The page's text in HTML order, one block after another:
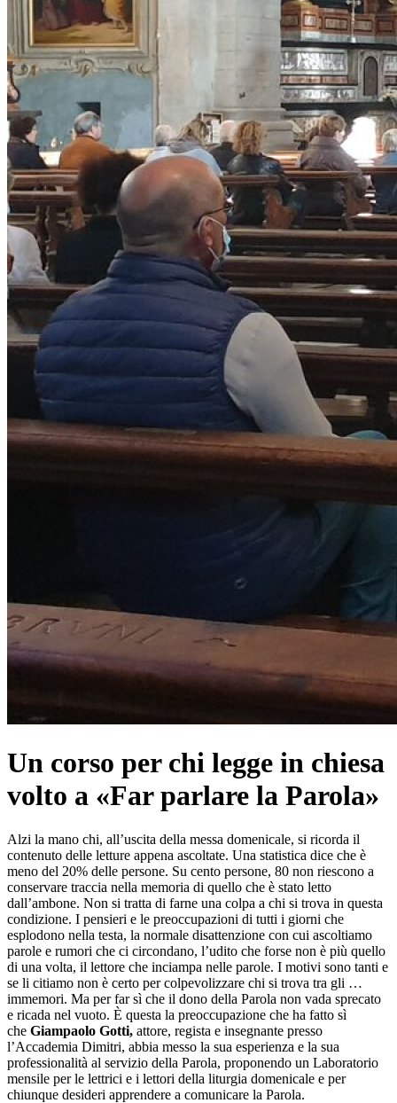
Un corso per chi legge in chiesa
volto a «Far parlare la Parola»
Alzi la mano chi, all’uscita della messa domenicale, si ricorda il
contenuto delle letture appena ascoltate. Una statistica dice che è
meno del 20% delle persone. Su cento persone, 80 non riescono a
conservare traccia nella memoria di quello che è stato letto
dall’ambone. Non si tratta di farne una colpa a chi si trova in questa
condizione. I pensieri e le preoccupazioni di tutti i giorni che
esplodono nella testa, la normale disattenzione con cui ascoltiamo
parole e rumori che ci circondano, l’udito che forse non è più quello
di una volta, il lettore che inciampa nelle parole. I motivi sono tanti e
se li citiamo non è certo per colpevolizzare chi si trova tra gli …
immemori. Ma per far sì che il dono della Parola non vada sprecato
e ricada nel vuoto. È questa la preoccupazione che ha fatto sì
che Giampaolo Gotti, attore, regista e insegnante presso
l’Accademia Dimitri, abbia messo la sua esperienza e la sua
professionalità al servizio della Parola, proponendo un Laboratorio
mensile per le lettrici e i lettori della liturgia domenicale e per
chiunque desideri apprendere a comunicare la Parola.